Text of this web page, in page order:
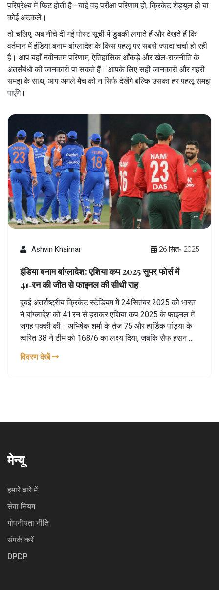
परिप्रेक्ष्य में फिट होती है—चाहे वह परीक्षा परिणाम हो, क्रिकेट शेड्यूल हो या
कोई अटकलें।
तो चलिए, अब नीचे दी गई पोस्ट सूची में डुबकी लगाते हैं और देखते हैं कि
वर्तमान में इंडिया बनाम बांग्लादेश के किस पहलू पर सबसे ज्यादा चर्चा हो रही
है। आप यहाँ नवीनतम परिणाम, ऐतिहासिक आँकड़े और खेल‑राजनीति के
अंतर्संबंधों की जानकारी पा सकते हैं। आपके लिए सही जानकारी और गहरी
समझ के साथ, आप अगले मैच को न सिर्फ देखेंगे बल्कि उसका हर पहलू समझ
पाएँगे।
Ashvin Khairnar 26 सित॰ 2025
इंडिया बनाम बांग्लादेश: एशिया कप 2025 सुपर फोर्स में
41‑रन की जीत से फाइनल की सीधी राह
दुबई अंतर्राष्ट्रीय क्रिकेट स्टेडियम में 24 सितंबर 2025 को भारत
ने बांग्लादेश को 41 रन से हराकर एशिया कप 2025 के फाइनल में
जगह पक्की की। अभिषेक शर्मा के तेज 75 और हार्डिक पांड्या के
त्वरित 38 ने टीम को 168/6 का लक्ष्य दिया, जबकि सैफ हसन का
लगातार पाँचवीं जीत और टूर्नामेंट में उसकी श्रेष्ठता को दर्शाती है।
विवरण देखें
मेन्यू
हमारे बारे में
सेवा नियम
गोपनीयता नीति
संपर्क करें
DPDP